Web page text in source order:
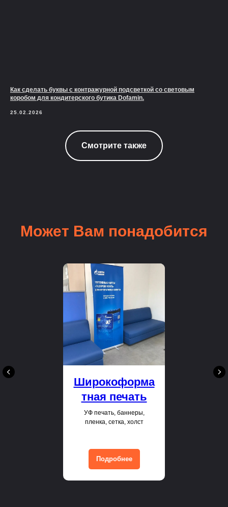
Как сделать буквы с контражурной подсветкой со световым
коробом для кондитерского бутика Dofamin.
25.02.2026
Смотрите также
Может Вам понадобится
Широкоформа
тная печать
УФ печать, баннеры,
пленка, сетка, холст
Подробнее